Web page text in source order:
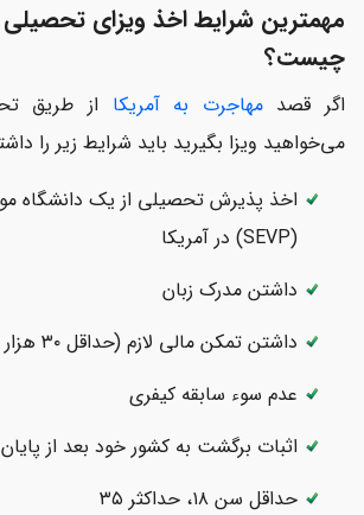
مهمترین شرایط اخذ ویزای تحصیلی
چیست؟
اگر قصد مهاجرت به آمریکا از طریق
می‌خواهید ویزا بگیرید باید شرایط زیر را
اخذ پذیرش تحصیلی از یک دانشگاه
(SEVP) در آمریکا
داشتن مدرک زبان
داشتن تمکن مالی لازم (حداقل ۳۰ هزار دلار آمریکا)
عدم سوء سابقه کیفری
اثبات برگشت به کشور خود بعد از
حداقل سن ۱۸، حداکثر ۳۵